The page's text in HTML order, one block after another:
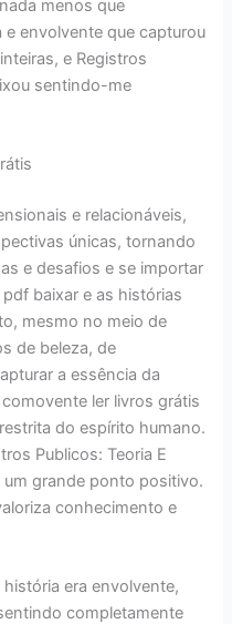
menos que
e envolvente que capturou
e Registros
sentindo-me
e relacionáveis,
únicas, tornando
e desafios e se importar
baixar e as histórias
mesmo no meio de
de beleza, de
a essência da
ler livros grátis
do espírito humano.
Publicos: Teoria E
grande ponto positivo.
conhecimento e
era envolvente,
completamente